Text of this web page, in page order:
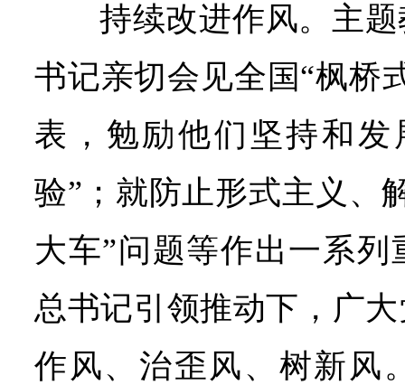
持续改进作风。主
书记亲切会见全国“枫桥
表，勉励他们坚持和
验”；就防止形式主义、
大车”问题等作出一系
总书记引领推动下，广
作风、治歪风、树新风